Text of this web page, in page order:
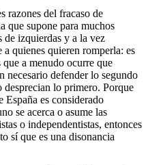
razones del fracaso de
que supone para muchos
de izquierdas y a la vez
quienes quieren romperla: es
a menudo ocurre que
necesario defender lo segundo
desprecian lo primero. Porque
España es considerado
se acerca o asume las
o independentistas, entonces
sí que es una disonancia